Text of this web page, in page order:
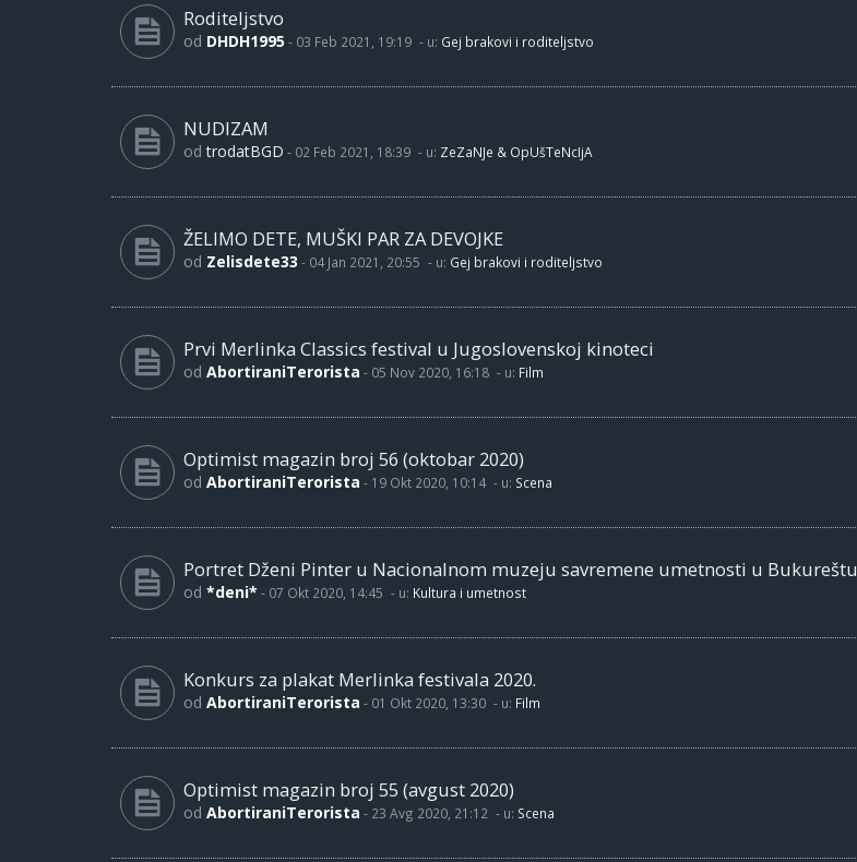
Roditeljstvo
od DHDH1995 - 03 Feb 2021, 19:19 - u: Gej brakovi i roditeljstvo
NUDIZAM
odtrodatBGD - 02 Feb 2021, 18:39 - u: ZeZaNJe & OpUšTeNcIjA
ŽELIMO DETE, MUŠKI PAR ZA DEVOJKE
od Zelisdete33 - 04 Jan 2021, 20:55 - u: Gej brakovi i roditeljstvo
Prvi Merlinka Classics festival u Jugoslovenskoj kinoteci
od AbortiraniTerorista - 05 Nov 2020, 16:18 - u: Film
Optimist magazin broj 56 (oktobar 2020)
od AbortiraniTerorista - 19 Okt 2020, 10:14 - u: Scena
Portret Dženi Pinter u Nacionalnom muzeju savremene umetnosti u Bukureštu
od *deni* - 07 Okt 2020, 14:45 - u: Kultura i umetnost
Konkurs za plakat Merlinka festivala 2020.
od AbortiraniTerorista - 01 Okt 2020, 13:30 - u: Film
Optimist magazin broj 55 (avgust 2020)
od AbortiraniTerorista - 23 Avg 2020, 21:12 - u: Scena